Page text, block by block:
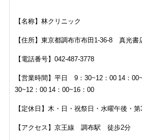
【名称】林クリニック
【住所】東京都調布市布田1-36-8 真光書
【電話番号】 042-487-3778
【営業時間】平日 9：30~12：00 14：
30~12：00 14：00~16：00
【定休日】 木・日・祝祭日・水曜午後・第
【アクセス】京王線 調布駅 徒歩2分